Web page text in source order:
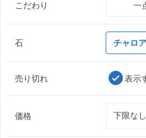
こだわり 一
石 チャロ
売り切れ 表示
価格